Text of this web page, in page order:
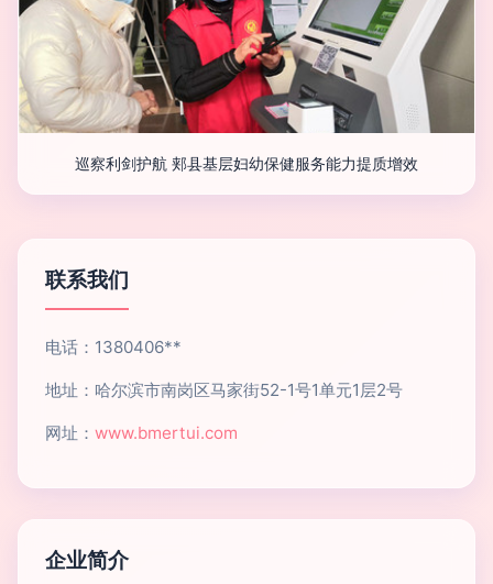
巡察利剑护航 郏县基层妇幼保健服务能力提质增效
联系我们
电话：1380406**
地址：哈尔滨市南岗区马家街52-1号1单元1层2号
网址： www.bmertui.com
企业简介